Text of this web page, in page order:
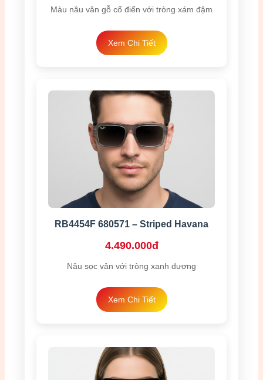
Màu nâu vân gỗ cổ điển với tròng xám đậm
Xem Chi Tiết
RB4454F 680571 – Striped Havana
4.490.000đ
Nâu sọc vân với tròng xanh dương
Xem Chi Tiết